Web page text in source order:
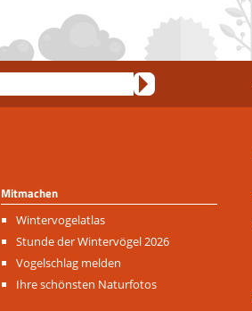
Mitmachen
Navigation
überspringen
Wintervogelatlas
Stunde der Wintervögel 2026
Vogelschlag melden
Ihre schönsten Naturfotos